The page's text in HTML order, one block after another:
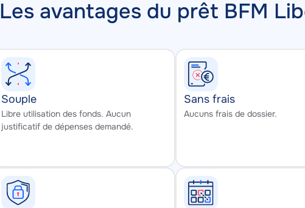
Les avantages du prêt BFM
Souple
Texte
Libre utilisation des fonds. Aucun
justificatif de dépenses demandé.
Sans frais
Texte
Aucuns frais de dossier.